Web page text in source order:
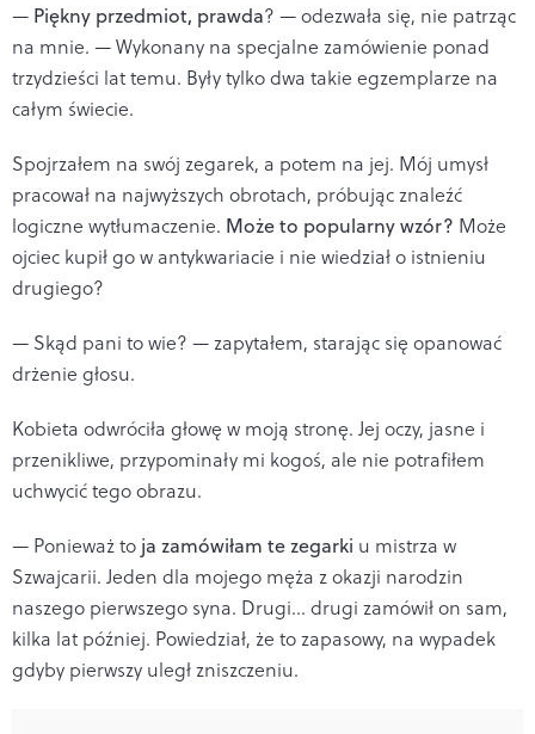
— Piękny przedmiot, prawda? — odezwała się, nie patrząc
na mnie. — Wykonany na specjalne zamówienie ponad
trzydzieści lat temu. Były tylko dwa takie egzemplarze na
całym świecie.
Spojrzałem na swój zegarek, a potem na jej. Mój umysł
pracował na najwyższych obrotach, próbując znaleźć
logiczne wytłumaczenie. Może to popularny wzór? Może
ojciec kupił go w antykwariacie i nie wiedział o istnieniu
drugiego?
— Skąd pani to wie? — zapytałem, starając się opanować
drżenie głosu.
Kobieta odwróciła głowę w moją stronę. Jej oczy, jasne i
przenikliwe, przypominały mi kogoś, ale nie potrafiłem
uchwycić tego obrazu.
— Ponieważ to ja zamówiłam te zegarki u mistrza w
Szwajcarii. Jeden dla mojego męża z okazji narodzin
naszego pierwszego syna. Drugi... drugi zamówił on sam,
kilka lat później. Powiedział, że to zapasowy, na wypadek
gdyby pierwszy uległ zniszczeniu.